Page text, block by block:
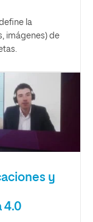
la
imágenes) de
y
4.0